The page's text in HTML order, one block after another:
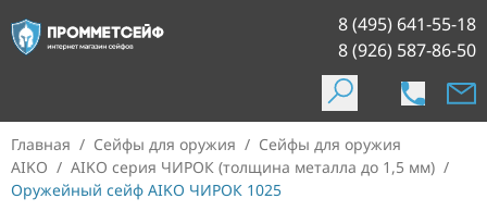
8 (495) 641-55-18
8 (926) 587-86-50
Главная / Сейфы для оружия / Сейфы для оружия
AIKO / AIKO серия ЧИРОК (толщина металла до 1,5 мм) /
Оружейный сейф AIKO ЧИРОК 1025